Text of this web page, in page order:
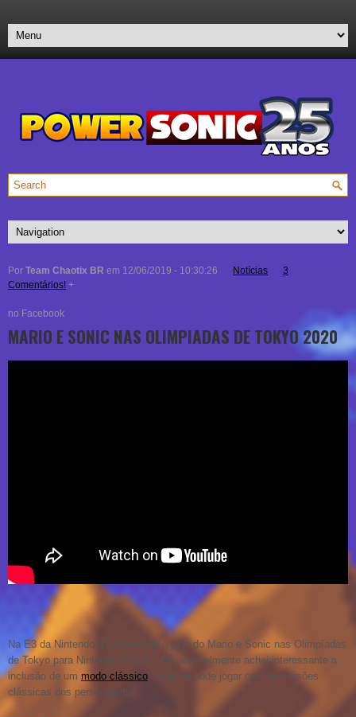
Por Team Chaotix BR em 12/06/2019 - 10:30:26 Notícias
3
Comentários! +
no Facebook
MARIO E SONIC NAS OLIMPIADAS DE TOKYO 2020
Na E3 da Nintendo foi anunciado o jogo do Mario e Sonic nas Olimpíadas
de Tokyo para Nintendo Switch. Eu pessoalmente achei interessante a
inclusão de um modo clássico , onde se pode jogar com as versões
clássicas dos personagens.